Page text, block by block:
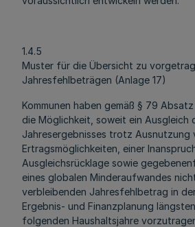
1.4.5
Muster für die Übersicht zu
Jahresfehlbeträgen (Anlage 17)
Kommunen haben gemäß § 79
die Möglichkeit, soweit ein Ausgleich
Jahresergebnisses trotz Ausnutzung
Ertragsmöglichkeiten, einer
Ausgleichsrücklage sowie
eines globalen Minderaufwandes
verbleibenden Jahresfehlbetrag in
Ergebnis- und Finanzplanung
folgenden Haushaltsjahre